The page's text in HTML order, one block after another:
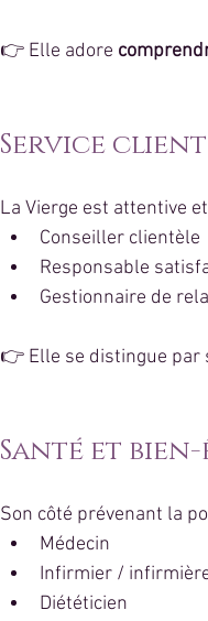
👉 Elle adore
Service
La Vierge est attentive
Conseiller clientèle
Responsable
Gestionnaire de
👉 Elle se distingue par
Santé et
Son côté prévenant la
Médecin
Infirmier /
Diététicien